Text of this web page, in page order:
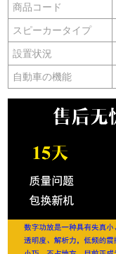
商品コード
スピーカータイプ
設置状況
自動車の機能